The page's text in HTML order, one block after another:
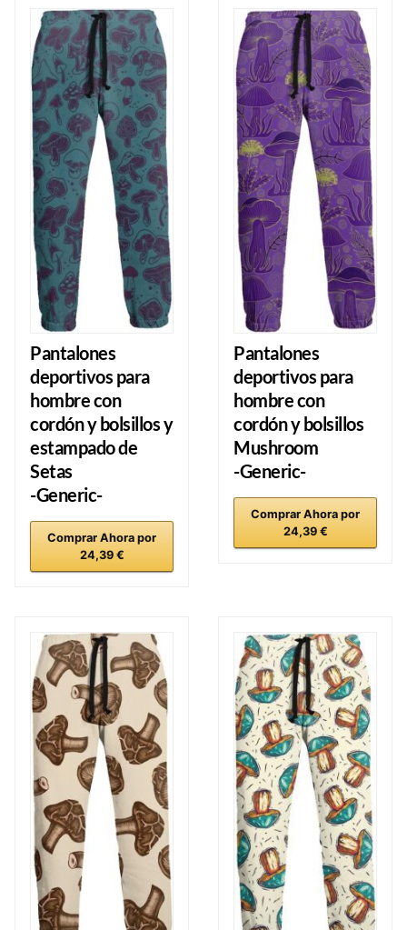
Pantalones
deportivos para
hombre con
cordón y bolsillos y
estampado de
Setas
-Generic-
Comprar Ahora por
24,39 €
Pantalones
deportivos para
hombre con
cordón y bolsillos
Mushroom
-Generic-
Comprar Ahora por
24,39 €